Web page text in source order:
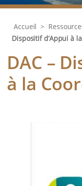
Accueil >
Dispositif d’Appui à
DAC –
à la